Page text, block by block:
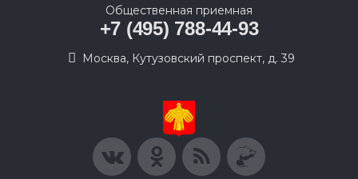
Общественная приемная
+7 (495) 788-44-93
Москва, Кутузовский проспект, д. 39